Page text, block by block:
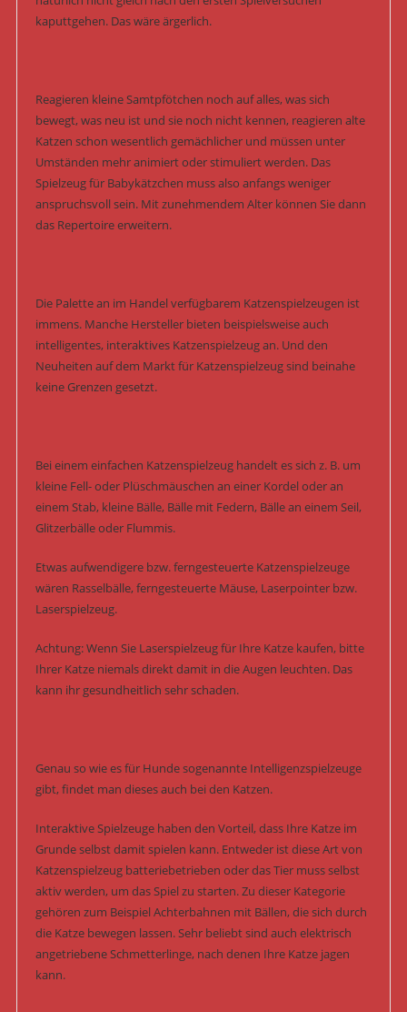
kaputtgehen. Das wäre ärgerlich.
Reagieren kleine Samtpfötchen noch auf alles, was sich
bewegt, was neu ist und sie noch nicht kennen, reagieren alte
Katzen schon wesentlich gemächlicher und müssen unter
Umständen mehr animiert oder stimuliert werden. Das
Spielzeug für Babykätzchen muss also anfangs weniger
anspruchsvoll sein. Mit zunehmendem Alter können Sie dann
das Repertoire erweitern.
Die Palette an im Handel verfügbarem Katzenspielzeugen ist
immens. Manche Hersteller bieten beispielsweise auch
intelligentes, interaktives Katzenspielzeug an. Und den
Neuheiten auf dem Markt für Katzenspielzeug sind beinahe
keine Grenzen gesetzt.
Bei einem einfachen Katzenspielzeug handelt es sich z. B. um
kleine Fell- oder Plüschmäuschen an einer Kordel oder an
einem Stab, kleine Bälle, Bälle mit Federn, Bälle an einem Seil,
Glitzerbälle oder Flummis.
Etwas aufwendigere bzw. ferngesteuerte Katzenspielzeuge
wären Rasselbälle, ferngesteuerte Mäuse, Laserpointer bzw.
Laserspielzeug.
Achtung: Wenn Sie Laserspielzeug für Ihre Katze kaufen, bitte
Ihrer Katze niemals direkt damit in die Augen leuchten. Das
kann ihr gesundheitlich sehr schaden.
Genau so wie es für Hunde sogenannte Intelligenzspielzeuge
gibt, findet man dieses auch bei den Katzen.
Interaktive Spielzeuge haben den Vorteil, dass Ihre Katze im
Grunde selbst damit spielen kann. Entweder ist diese Art von
Katzenspielzeug batteriebetrieben oder das Tier muss selbst
aktiv werden, um das Spiel zu starten. Zu dieser Kategorie
gehören zum Beispiel Achterbahnen mit Bällen, die sich durch
die Katze bewegen lassen. Sehr beliebt sind auch elektrisch
angetriebene Schmetterlinge, nach denen Ihre Katze jagen
kann.